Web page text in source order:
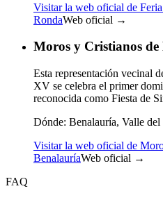
Visitar la web oficial de
RondaWeb oficial →
Moros y Cristianos
Esta representación vecinal
XV se celebra el primer
reconocida como Fiesta de
Dónde: Benalauría, Valle del
Visitar la web oficial de
BenalauríaWeb oficial →
FAQ